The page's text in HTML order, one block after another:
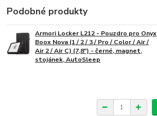
Podobné produkty
Armori Locker L212 - Pouzdro pro Onyx
Boox Nova (1 / 2 / 3 / Pro / Color / Air /
Air 2 / Air C) (7,8") - černé, magnet,
stojánek, AutoSleep